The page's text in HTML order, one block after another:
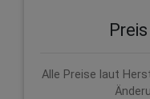
Alle Preise laut